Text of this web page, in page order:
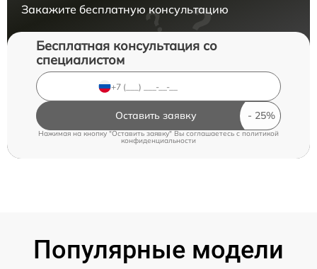
Закажите бесплатную консультацию
Бесплатная консультация со
специалистом
Оставить заявку
Нажимая на кнопку "Оставить заявку" Вы соглашаетесь c политикой
конфиденциальности
Популярные модели